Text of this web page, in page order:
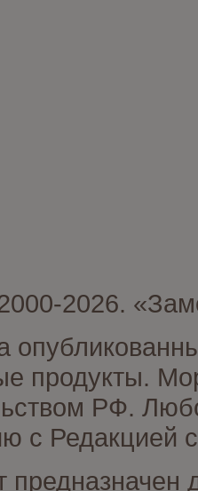
2026.
продукты.
РФ.
с Редакцией
предназначен